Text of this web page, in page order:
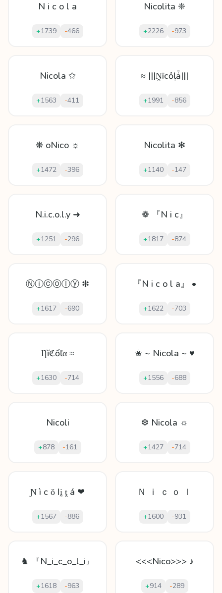
N i c o l a
+1739 -466
Nicolita ❈
+2226 -973
Nicola ✩
+1563 -411
≈ |||Ṋīcỏḷǡ|||
+1991 -856
❋ oNico ☼
+1472 -396
Nicolita ❇
+1140 -147
N.i.c.o.l.y ➜
+1251 -296
❁ 『N i c』
+1817 -874
Ⓝⓘⓒⓞⓛⓨ ❇
+1617 -690
『N i c o l a』 •
+1622 -703
Ƞĭℭổľα ≈
+1630 -714
✬ ~ Nicola ~ ♥
+1556 -688
Nicoli
+878 -161
❆ Nicola ☼
+1427 -714
Ɲ ì c ǒ ӏ ḭ ṱ á ❤
+1567 -886
Ｎ ｉ ｃ ｏ ｌ
+1600 -931
♞ 『N_i_c_o_l_i』
+1618 -963
<<<Nico>>> ♪
+914 -289